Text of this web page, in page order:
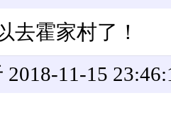
去霍家村了！
11-15